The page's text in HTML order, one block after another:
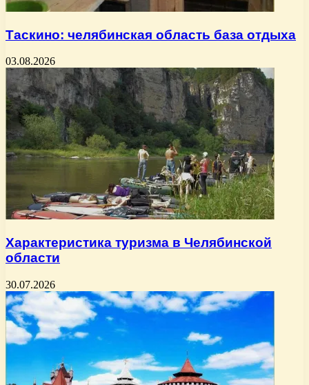
Таскино: челябинская область база отдыха
03.08.2026
Характеристика туризма в Челябинской
области
30.07.2026